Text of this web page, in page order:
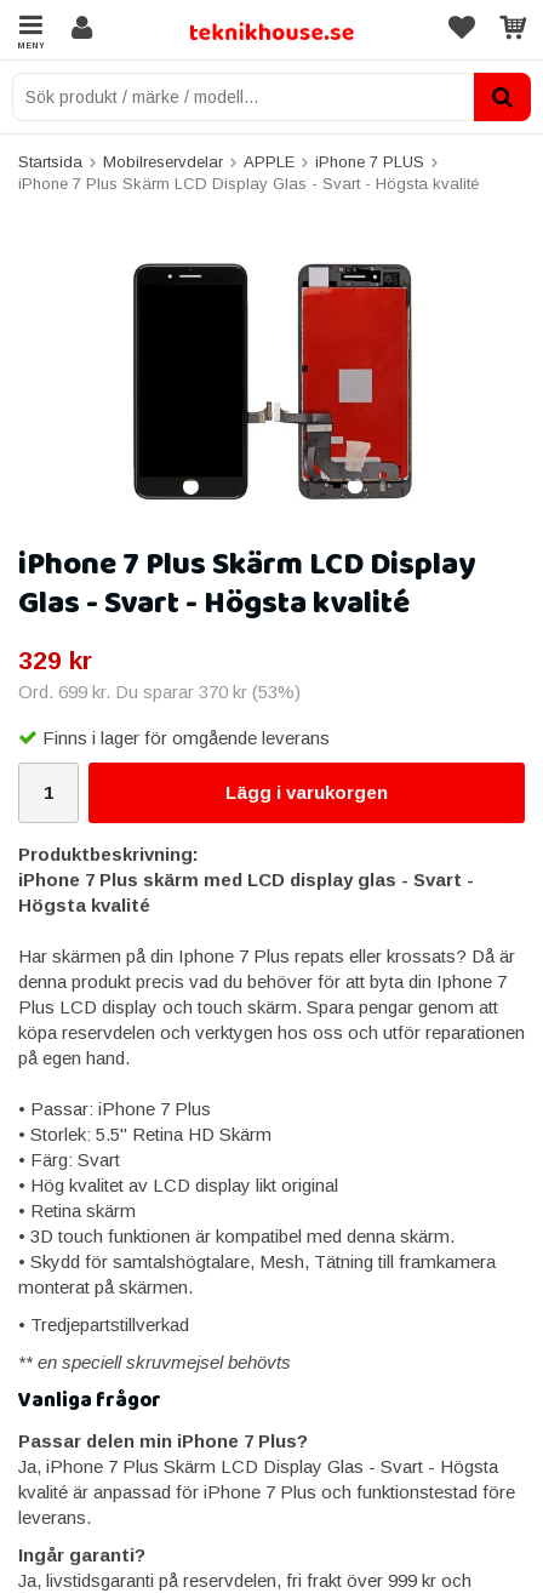
MENY
Startsida Mobilreservdelar APPLE
iPhone 7 PLUS
iPhone 7 Plus Skärm LCD Display Glas - Svart - Högsta kvalité
iPhone 7 Plus Skärm LCD Display
Glas - Svart - Högsta kvalité
329 kr
Ord. 699 kr. Du sparar 370 kr (53%)
Finns i lager för omgående leverans
Lägg i varukorgen
Produktbeskrivning:
iPhone 7 Plus skärm med LCD display glas - Svart -
Högsta kvalité ​
Har skärmen på din Iphone 7 Plus repats eller krossats? Då är
denna produkt precis vad du behöver för att byta din Iphone 7
Plus LCD display och touch skärm. Spara pengar genom att
köpa reservdelen och verktygen hos oss och utför reparationen
på egen hand.
• Passar: iPhone 7 Plus
• Storlek: 5.5" Retina HD Skärm
• Färg: Svart
• Hög kvalitet av LCD display likt original
• Retina skärm
• 3D touch funktionen är kompatibel med denna skärm.
• Skydd för samtalshögtalare, Mesh, Tätning till framkamera
monterat på skärmen.
• Tredjepartstillverkad
** en speciell skruvmejsel behövts
Vanliga frågor
Passar delen min iPhone 7 Plus?
Ja, iPhone 7 Plus Skärm LCD Display Glas - Svart - Högsta
kvalité är anpassad för iPhone 7 Plus och funktionstestad före
leverans.
Ingår garanti?
Ja, livstidsgaranti på reservdelen, fri frakt över 999 kr och